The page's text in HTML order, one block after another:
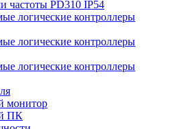
частоты PD310 IP54
логические контроллеры
логические контроллеры
логические контроллеры
монитор
ПК